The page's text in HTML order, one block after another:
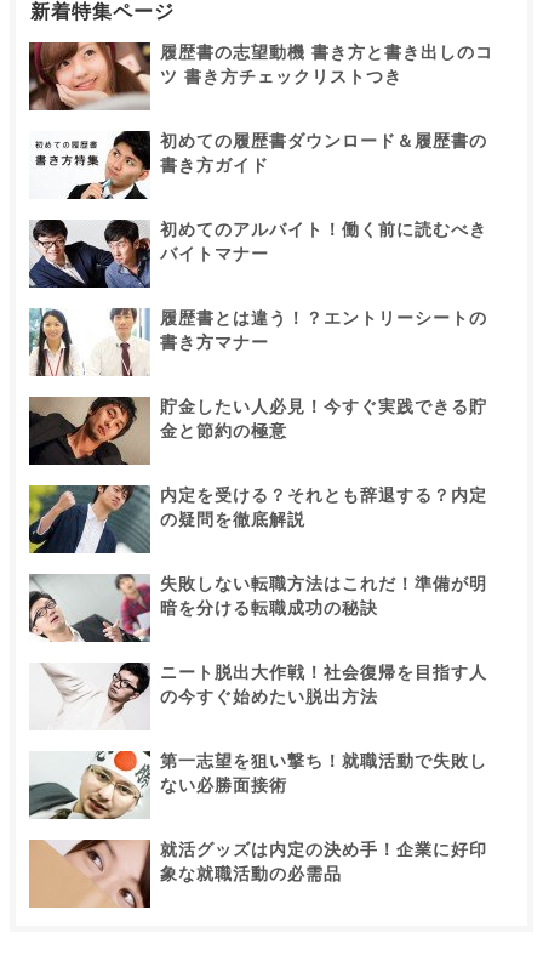
新着特集ページ
履歴書の志望動機 書き方と書き出しのコ
ツ 書き方チェックリストつき
初めての履歴書ダウンロード＆履歴書の
書き方ガイド
初めてのアルバイト！働く前に読むべき
バイトマナー
履歴書とは違う！？エントリーシートの
書き方マナー
貯金したい人必見！今すぐ実践できる貯
金と節約の極意
内定を受ける？それとも辞退する？内定
の疑問を徹底解説
失敗しない転職方法はこれだ！準備が明
暗を分ける転職成功の秘訣
ニート脱出大作戦！社会復帰を目指す人
の今すぐ始めたい脱出方法
第一志望を狙い撃ち！就職活動で失敗し
ない必勝面接術
就活グッズは内定の決め手！企業に好印
象な就職活動の必需品